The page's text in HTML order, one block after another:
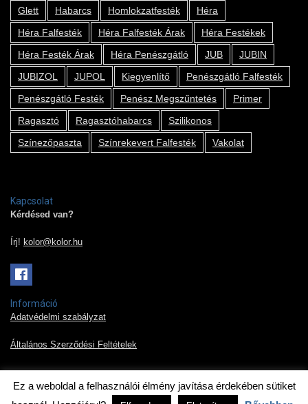
Glett
Habarcs Homlokzatfesték
Héra
Héra Falfesték
Héra Falfesték Árak
Héra Festékek
Héra Festék Árak
Héra Penészgátló JUB
JUBIN
JUBIZOL
JUPOL Kiegyenlítő
Penészgátló Falfesték
Penészgátló Festék
Penész Megszűntetés
Primer
Ragasztó
Ragasztóhabarcs
Szilikonos
Színezőpaszta
Színrekevert Falfesték Vakolat
Kapcsolat
Kérdésed van?
Írj! kolor@kolor.hu
Információ
Adatvédelmi szabályzat
Általános Szerződési Feltételek
2019 © Kolor Pont Kft.
Ez a weboldal a felhasználói élmény javítása érdekében sütiket